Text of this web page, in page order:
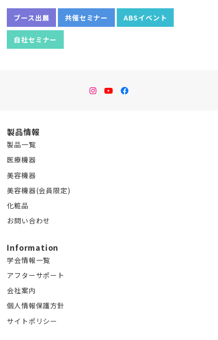
ゲ
ー
シ
ョ
ブース出展 共催セミナー ABSイベント
自社セミナー
instagram
Youtubefacebook
製品情報
製品一覧
医療機器
美容機器
美容機器(会員限定)
化粧品
お問い合わせ
Information
学会情報一覧
アフターサポート
会社案内
個人情報保護方針
サイトポリシー